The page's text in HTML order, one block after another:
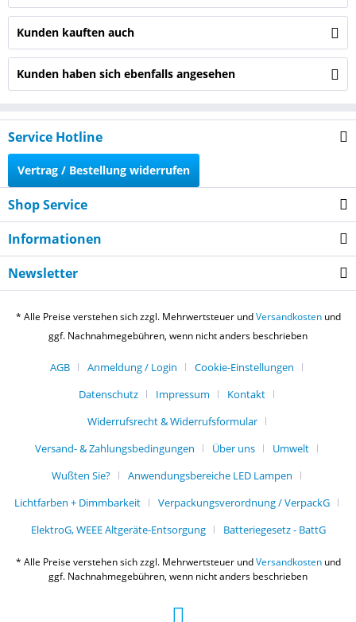
Kunden kauften auch
Kunden haben sich ebenfalls angesehen
Service Hotline
Vertrag / Bestellung widerrufen
Shop Service
Informationen
Newsletter
* Alle Preise verstehen sich zzgl. Mehrwertsteuer undVersandkostenund
ggf. Nachnahmegebühren, wenn nicht anders beschrieben
AGB Anmeldung / Login
Cookie-Einstellungen
Datenschutz
Impressum
Kontakt
Widerrufsrecht & Widerrufsformular
Versand- & Zahlungsbedingungen
Über uns
Umwelt
Wußten Sie?
Anwendungsbereiche LED Lampen
Lichtfarben + Dimmbarkeit
Verpackungsverordnung / VerpackG
ElektroG, WEEE Altgeräte-Entsorgung
Batteriegesetz - BattG
* Alle Preise verstehen sich zzgl. Mehrwertsteuer undVersandkostenund
ggf. Nachnahmegebühren, wenn nicht anders beschrieben